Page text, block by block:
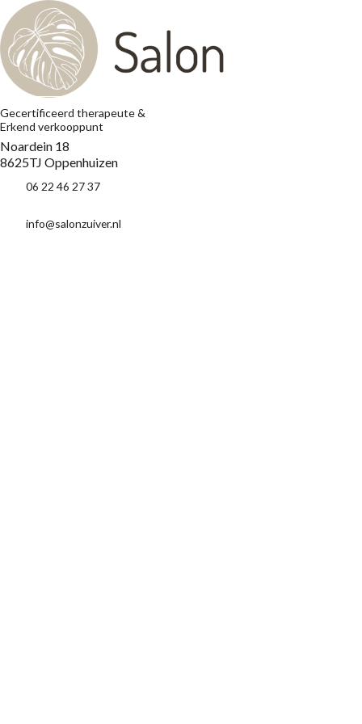
Gecertificeerd therapeute &
Erkend verkooppunt
Noardein 18
8625TJ Oppenhuizen
06 22 46 27 37
info@salonzuiver.nl